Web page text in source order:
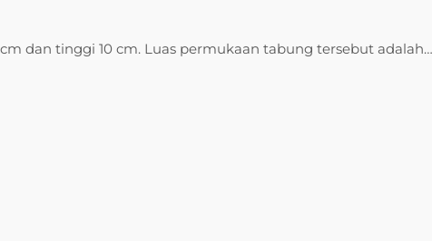
dan tinggi 10 cm. Luas permukaan tabung tersebut adalah…